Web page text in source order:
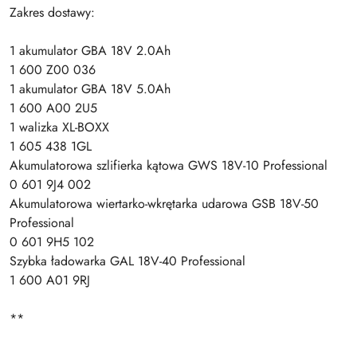
Zakres dostawy:
1 akumulator GBA 18V 2.0Ah
1 600 Z00 036
1 akumulator GBA 18V 5.0Ah
1 600 A00 2U5
1 walizka XL-BOXX
1 605 438 1GL
Akumulatorowa szlifierka kątowa GWS 18V-10 Professional
0 601 9J4 002
Akumulatorowa wiertarko-wkrętarka udarowa GSB 18V-50
Professional
0 601 9H5 102
Szybka ładowarka GAL 18V-40 Professional
1 600 A01 9RJ
**